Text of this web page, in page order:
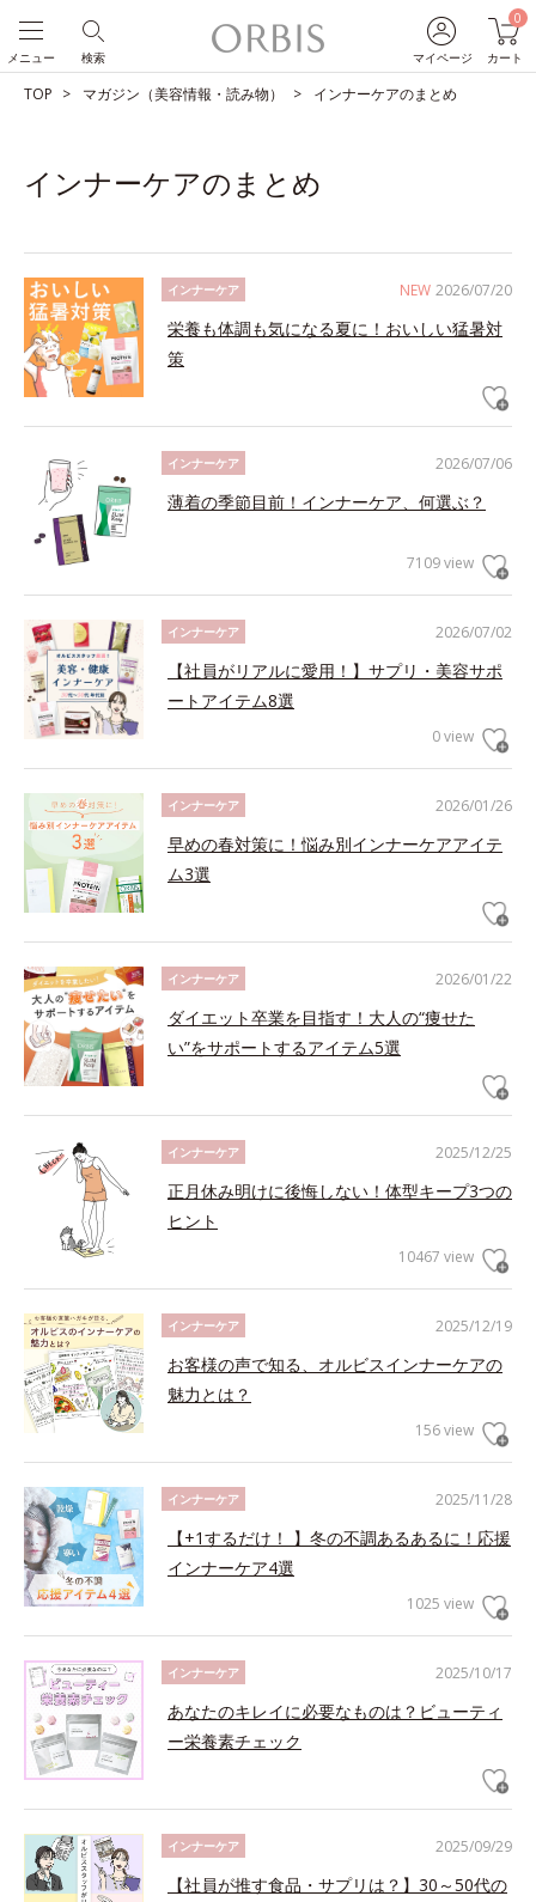
マイページ
0
カート
検索
メニュー
TOP マガジン（美容情報・読み物） インナーケアのまとめ
インナーケアのまとめ
NEW 2026/07/20
インナーケア
栄養も体調も気になる夏に！おいしい猛暑対
策
2026/07/06
インナーケア
薄着の季節目前！インナーケア、何選ぶ？
7109 view
2026/07/02
インナーケア
【社員がリアルに愛用！】サプリ・美容サポ
ートアイテム8選
0 view
2026/01/26
インナーケア
早めの春対策に！悩み別インナーケアアイテ
ム3選
2026/01/22
インナーケア
ダイエット卒業を目指す！大人の“痩せた
い”をサポートするアイテム5選
2025/12/25
インナーケア
正月休み明けに後悔しない！体型キープ3つの
ヒント
10467 view
2025/12/19
インナーケア
お客様の声で知る、オルビスインナーケアの
魅力とは？
156 view
2025/11/28
インナーケア
【+1するだけ！ 】冬の不調あるあるに！応援
インナーケア4選
1025 view
2025/10/17
インナーケア
あなたのキレイに必要なものは？ビューティ
ー栄養素チェック
2025/09/29
インナーケア
【社員が推す食品・サプリは？】30～50代の